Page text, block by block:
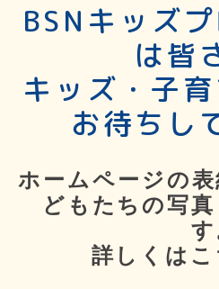
BSNキッズ
は皆
キッズ・子
お待ちし
ホームページの
どもたちの写
す
詳しくはこ